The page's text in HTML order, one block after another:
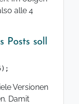
alle 4
soll
Versionen
Damit